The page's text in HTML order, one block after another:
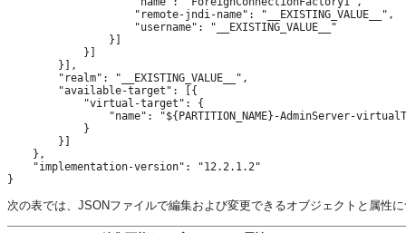
                    "remote-jndi-name": "__EXISTING_VALUE__",
                    "username": "__EXISTING_VALUE__"
                }]
            }]
        }],
        "realm": "__EXISTING_VALUE__",
        "available-target": [{
            "virtual-target": {
"name": "${PARTITION_NAME}-AdminServer-
            }
        }]
    },
    "implementation-version": "12.2.1.2"
次の表では、JSONファイルで編集および変更できるオブジェクトと属性